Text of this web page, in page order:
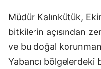
Müdür Kalınkütük,
bitkilerin açısından
ve bu doğal
Yabancı bölgelerdeki